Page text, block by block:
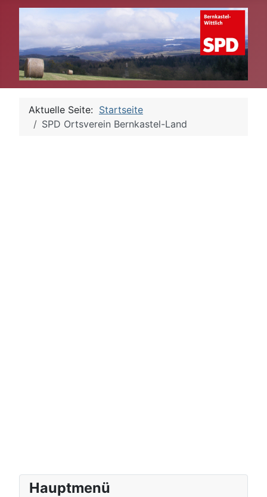
Aktuelle Seite: Startseite
SPD Ortsverein Bernkastel-Land
Hauptmenü